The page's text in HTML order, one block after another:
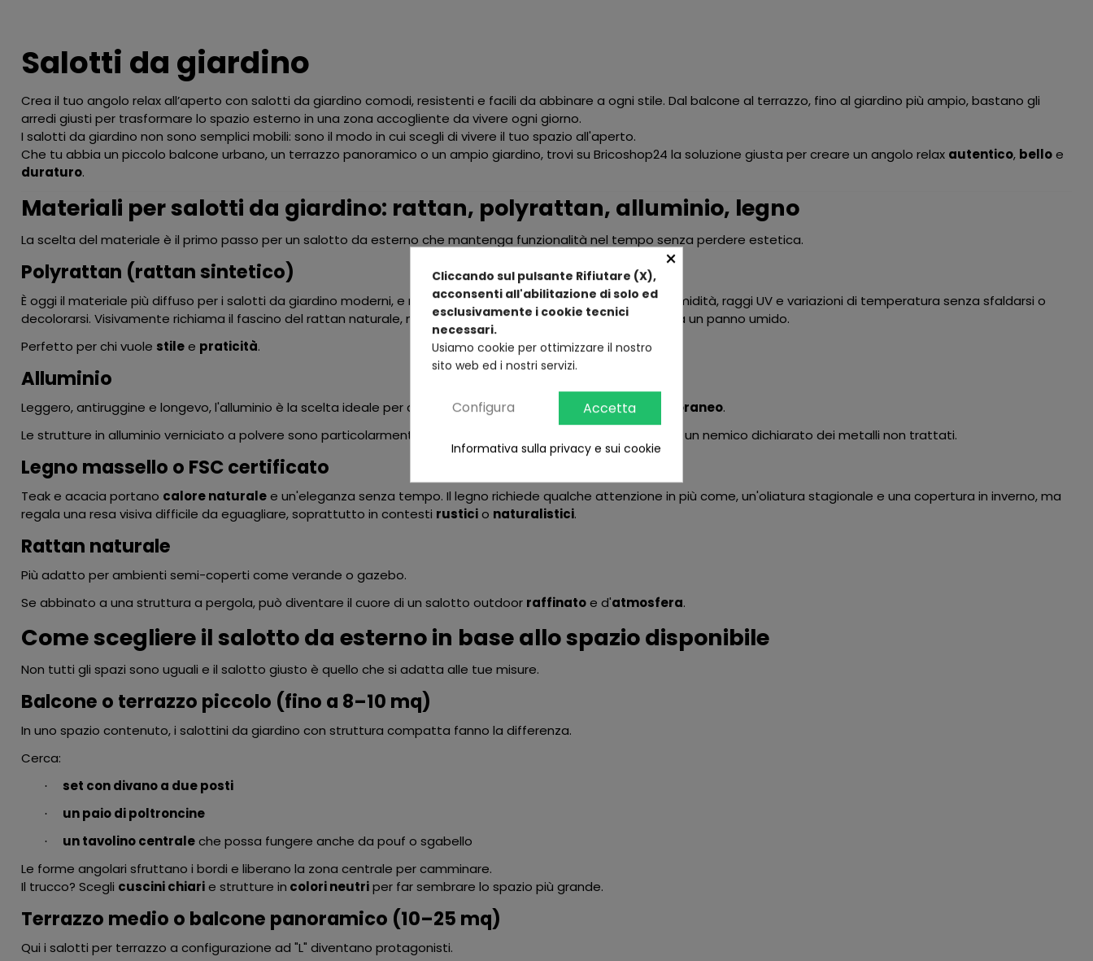
Salotti da giardino
Crea il tuo angolo relax all’aperto con salotti da giardino comodi, resistenti e facili da abbinare a ogni stile. Dal balcone al terrazzo, fino al giardino più ampio, bastano gli
arredi giusti per trasformare lo spazio esterno in una zona accogliente da vivere ogni giorno.
I salotti da giardino non sono semplici mobili: sono il modo in cui scegli di vivere il tuo spazio all'aperto.
Che tu abbia un piccolo balcone urbano, un terrazzo panoramico o un ampio giardino, trovi suBricoshop24 la soluzione giusta per creare un angolo relax autentico, belloe
duraturo.
Materiali per salotti da giardino: rattan, polyrattan, alluminio, legno
La scelta del materiale è il primo passo per un salotto da esterno che mantenga funzionalità nel tempo senza perdere estetica.
Polyrattan (rattan sintetico)
È oggi il materiale più diffuso per i salotti da giardino moderni, e non a caso. Le fibre intrecciate resistono a umidità, raggi UV e variazioni di temperatura senza sfaldarsi o
decolorarsi. Visivamente richiama il fascino del rattan naturale, ma richiede una manutenzione minima: basta un panno umido.
Perfetto per chi vuole stilee praticità.
Alluminio
Leggero, antiruggine e longevo, l'alluminio è la scelta ideale per chi prediligelinee pulite e un lookcontemporaneo.
Le strutture in alluminio verniciato a polvere sono particolarmente adatte ai climi costieri, dove il salmastro è un nemico dichiarato dei metalli non trattati.
Legno massello o FSC certificato
Teak e acacia portano calore naturalee un'eleganza senza tempo. Il legno richiede qualche attenzione in più come, un'oliatura stagionale e una copertura in inverno, ma
regala una resa visiva difficile da eguagliare, soprattutto in contesti rusticio naturalistici.
Rattan naturale
Più adatto per ambienti semi-coperti come verande o gazebo.
Se abbinato a unastruttura a pergola, può diventare il cuore di un salotto outdoor raffinatoe d'atmosfera.
Come scegliere il salotto da esterno in base allo spazio disponibile
Non tutti gli spazi sono uguali e il salotto giusto è quello che si adatta alle tue misure.
Balcone o terrazzo piccolo (fino a 8–10 mq)
In uno spazio contenuto, i salottini da giardino con struttura compatta fanno la differenza.
Cerca:
· set con divano a due posti
· un paio di poltroncine
· un tavolino centraleche possa fungere anche da pouf o sgabello
Le forme angolari sfruttano i bordi e liberano la zona centrale per camminare.
Il trucco? Scegli cuscini chiarie strutture in colori neutriper far sembrare lo spazio più grande.
Terrazzo medio o balcone panoramico (10–25 mq)
Qui i salotti per terrazzo a configurazione ad "L" diventano protagonisti.
×
Cliccando sul pulsante Rifiutare (X),
acconsenti all'abilitazione di solo ed
esclusivamente i cookie tecnici
necessari.
Usiamo cookie per ottimizzare il nostro
sito web ed i nostri servizi.
Configura Accetta
Informativa sulla privacy e sui cookie